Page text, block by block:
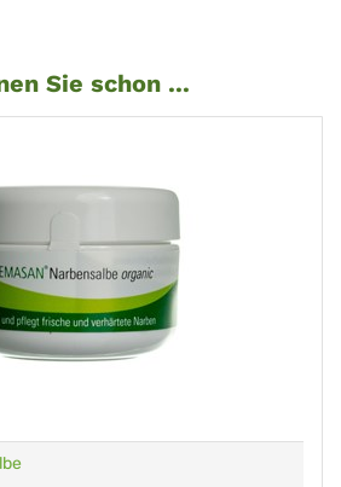
Sie schon ...